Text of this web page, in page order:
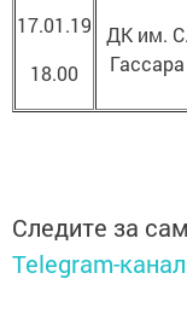
17.01.19
18.00
ДК им. С.
Гассара
Следите за
Telegram-